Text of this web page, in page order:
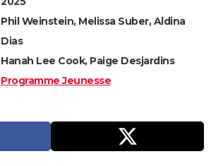
Phil Weinstein, Melissa Suber, Aldina
Dias
Hanah Lee Cook, Paige Desjardins
Programme Jeunesse